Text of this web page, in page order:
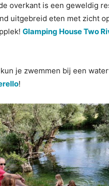
overkant is een geweldig
uitgebreid eten met zicht
Glamping House Two
je zwemmen bij een
!